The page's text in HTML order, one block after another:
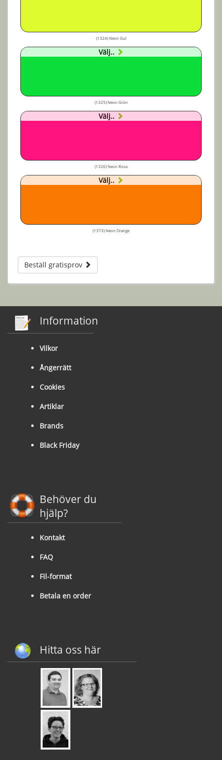
(1324) Neon Gul
Välj..
(1325) Neon Grön
Välj..
(1326) Neon Rosa
Välj..
(1373) Neon Orange
Beställ gratisprov
Information
Vilkor
Ångerrätt
Cookies
Artiklar
Brands
Black Friday
Behöver du
hjälp?
Kontakt
FAQ
Fil-format
Betala en order
Hitta oss här